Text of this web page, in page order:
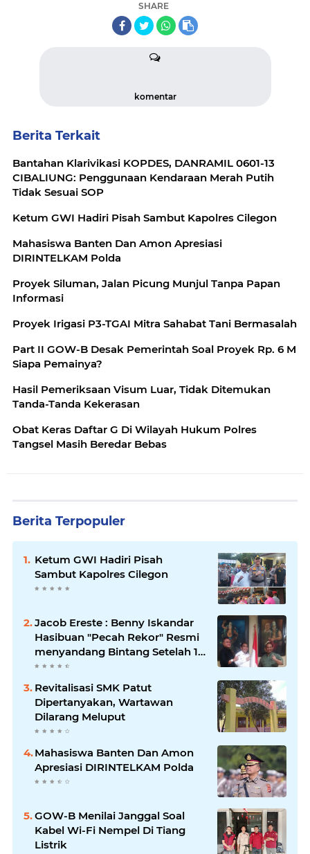
SHARE
komentar
Berita Terkait
Bantahan Klarivikasi KOPDES, DANRAMIL 0601-13
CIBALIUNG: Penggunaan Kendaraan Merah Putih
Tidak Sesuai SOP
Ketum GWI Hadiri Pisah Sambut Kapolres Cilegon
Mahasiswa Banten Dan Amon Apresiasi
DIRINTELKAM Polda
Proyek Siluman, Jalan Picung Munjul Tanpa Papan
Informasi
Proyek Irigasi P3-TGAI Mitra Sahabat Tani Bermasalah
Part II GOW-B Desak Pemerintah Soal Proyek Rp. 6 M
Siapa Pemainya?
Hasil Pemeriksaan Visum Luar, Tidak Ditemukan
Tanda-Tanda Kekerasan
Obat Keras Daftar G Di Wilayah Hukum Polres
Tangsel Masih Beredar Bebas
Berita Terpopuler
Ketum GWI Hadiri Pisah
Sambut Kapolres Cilegon
Jacob Ereste : Benny Iskandar
Hasibuan "Pecah Rekor" Resmi
menyandang Bintang Setelah 14
Tahun Ngejokrok Berpangjat
Kombes
Revitalisasi SMK Patut
Dipertanyakan, Wartawan
Dilarang Meluput
Mahasiswa Banten Dan Amon
Apresiasi DIRINTELKAM Polda
GOW-B Menilai Janggal Soal
Kabel Wi-Fi Nempel Di Tiang
Listrik